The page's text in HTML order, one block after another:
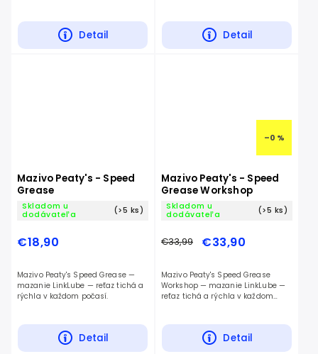
Detail Detail
Mazivo Peaty's - Speed
Grease
Skladom u
dodávateľa
(>5 ks)
€18,90
Detail
Mazivo Peaty's Speed Grease —
mazanie LinkLube — reťaz tichá a
rýchla v každom počasí.
–0 %
Mazivo Peaty's - Speed
Grease Workshop
Skladom u
dodávateľa
(>5 ks)
€33,99 €33,90
Detail
Mazivo Peaty's Speed Grease
Workshop — mazanie LinkLube —
reťaz tichá a rýchla v každom